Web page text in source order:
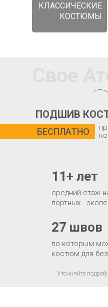
КЛАССИЧЕСКИЕ
КОСТЮМЫ
Свое
ПОДШИВ
БЕСПЛАТНО
по которым
костюм для
27 швов
средний стаж
портных -
11+ лет
Уточняйте